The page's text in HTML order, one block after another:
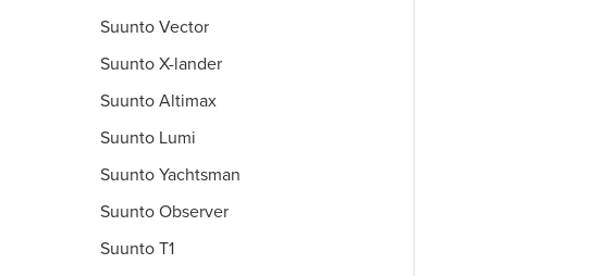
Suunto Vector
Suunto X-lander
Suunto Altimax
Suunto Lumi
Suunto Yachtsman
Suunto Observer
Suunto T1